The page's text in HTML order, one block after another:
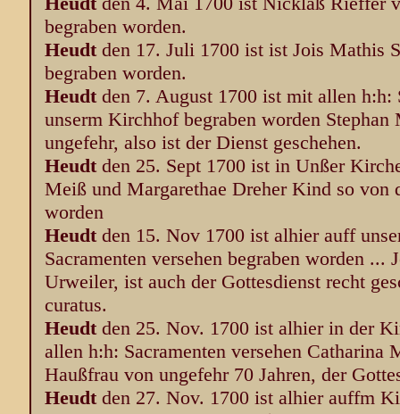
begraben worden.
Heudt den 17. Juli 1700 ist ist Jois Mathis
begraben worden.
Heudt den 7. August 1700 ist mit allen h:h:
unserm Kirchhof begraben worden
ungefehr, also ist der Dienst geschehen.
Heudt den 25. Sept 1700 ist in Unßer
Meiß und Margarethae Dreher Kind so von
worden
Heudt den 15. Nov 1700 ist alhier auff
Sacramenten versehen begraben worden ...
Urweiler, ist auch der Gottesdienst recht
curatus.
Heudt den 25. Nov. 1700 ist alhier in der
allen h:h: Sacramenten versehen Catharina
Haußfrau von ungefehr 70 Jahren, der
Heudt den 27. Nov. 1700 ist alhier auffm